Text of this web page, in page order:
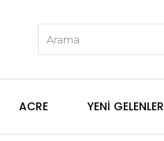
ACRE YENİ GELENLER